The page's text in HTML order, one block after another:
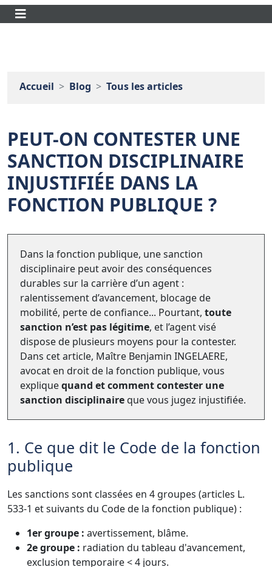
Accueil Blog Tous les articles
PEUT-ON CONTESTER UNE
SANCTION DISCIPLINAIRE
INJUSTIFIÉE DANS LA
FONCTION PUBLIQUE ?
Dans la fonction publique, une sanction
disciplinaire peut avoir des conséquences
durables sur la carrière d’un agent :
ralentissement d’avancement, blocage de
mobilité, perte de confiance... Pourtant, toute
sanction n’est pas légitime, et l’agent visé
dispose de plusieurs moyens pour la contester.
Dans cet article, Maître Benjamin INGELAERE,
avocat en droit de la fonction publique, vous
expliquequand et comment contester une
sanction disciplinaireque vous jugez injustifiée.
1. Ce que dit le Code de la fonction
publique
Les sanctions sont classées en 4 groupes (articles L.
533-1 et suivants du Code de la fonction publique) :
1er groupe : avertissement, blâme.
2e groupe : radiation du tableau d'avancement,
exclusion temporaire < 4 jours.